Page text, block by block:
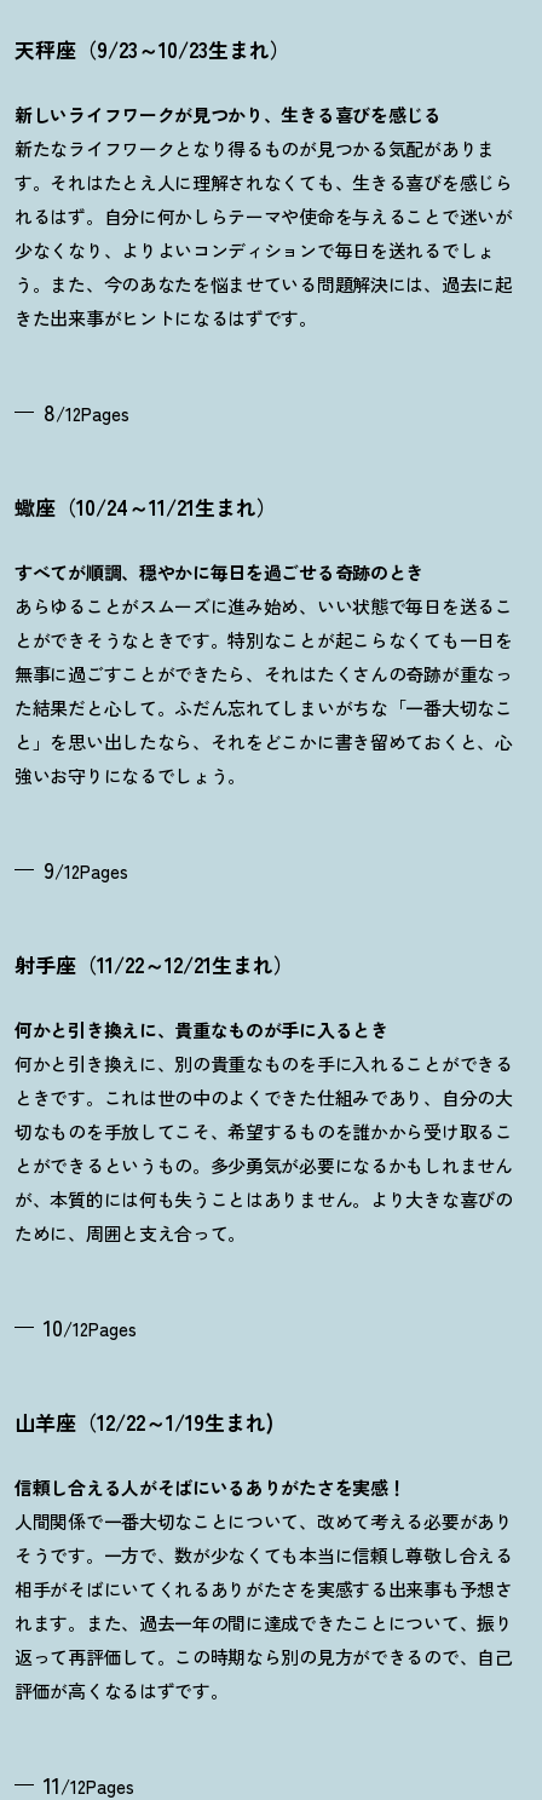
天秤座（9/23～10/23生まれ）
新しいライフワークが見つかり、生きる喜びを感じる
新たなライフワークとなり得るものが見つかる気配がありま
す。それはたとえ人に理解されなくても、生きる喜びを感じら
れるはず。自分に何かしらテーマや使命を与えることで迷いが
少なくなり、よりよいコンディションで毎日を送れるでしょ
う。また、今のあなたを悩ませている問題解決には、過去に起
きた出来事がヒントになるはずです。
8/12Pages
蠍座（10/24～11/21生まれ）
すべてが順調、穏やかに毎日を過ごせる奇跡のとき
あらゆることがスムーズに進み始め、いい状態で毎日を送るこ
とができそうなときです。特別なことが起こらなくても一日を
無事に過ごすことができたら、それはたくさんの奇跡が重なっ
た結果だと心して。ふだん忘れてしまいがちな「一番大切なこ
と」を思い出したなら、それをどこかに書き留めておくと、心
強いお守りになるでしょう。
9/12Pages
射手座（11/22～12/21生まれ）
何かと引き換えに、貴重なものが手に入るとき
何かと引き換えに、別の貴重なものを手に入れることができる
ときです。これは世の中のよくできた仕組みであり、自分の大
切なものを手放してこそ、希望するものを誰かから受け取るこ
とができるというもの。多少勇気が必要になるかもしれません
が、本質的には何も失うことはありません。より大きな喜びの
ために、周囲と支え合って。
10/12Pages
山羊座（12/22～1/19生まれ)
信頼し合える人がそばにいるありがたさを実感！
人間関係で一番大切なことについて、改めて考える必要があり
そうです。一方で、数が少なくても本当に信頼し尊敬し合える
相手がそばにいてくれるありがたさを実感する出来事も予想さ
れます。また、過去一年の間に達成できたことについて、振り
返って再評価して。この時期なら別の見方ができるので、自己
評価が高くなるはずです。
11/12Pages